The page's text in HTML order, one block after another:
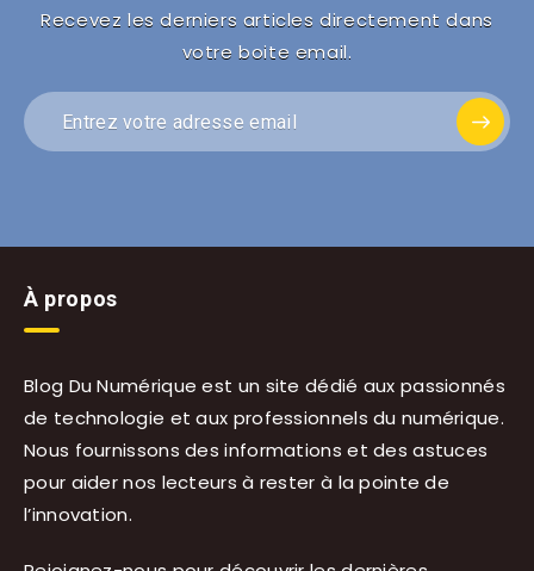
Recevez les derniers articles directement dans
votre boite email.
À propos
Blog Du Numérique est un site dédié aux passionnés
de technologie et aux professionnels du numérique.
Nous fournissons des informations et des astuces
pour aider nos lecteurs à rester à la pointe de
l’innovation.